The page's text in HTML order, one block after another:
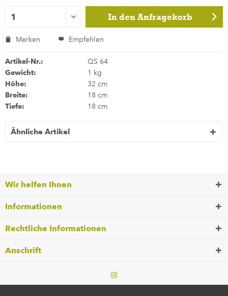
In den Anfragekorb
Merken Empfehlen
Artikel-Nr.: QS 64
Gewicht: 1 kg
Höhe: 32 cm
Breite: 18 cm
Tiefe: 18 cm
Ähnliche Artikel
Wir helfen Ihnen
Informationen
Rechtliche Informationen
Anschrift